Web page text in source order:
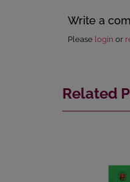
Write a
Please login or
Related